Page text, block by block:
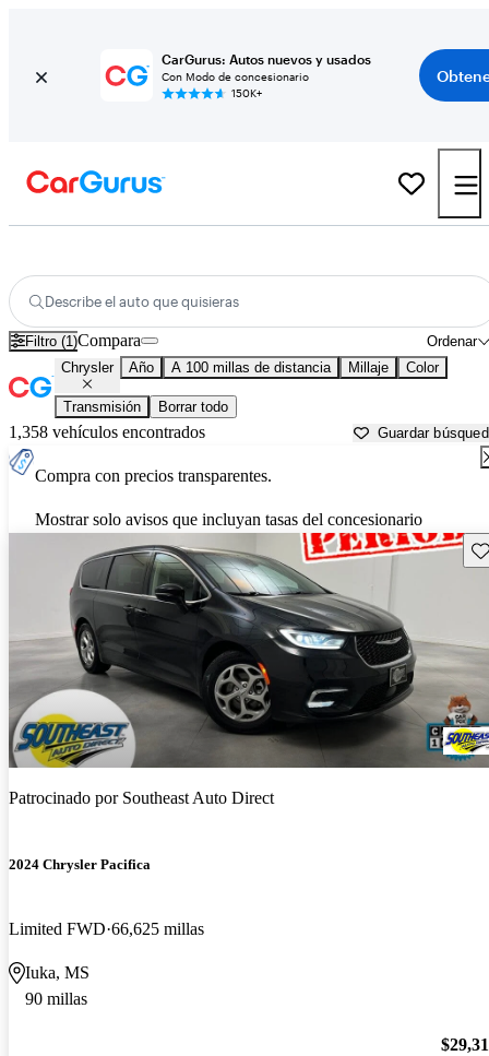
CarGurus: Autos nuevos y usados
Con Modo de concesionario
150K+
Describe el auto que quisieras
Filtro (1) Ordenar
Compara
Chrysler Año A 100 millas de distancia Millaje Color
Transmisión Borrar todo
1,358 vehículos encontrados Guardar
Compra con precios transparentes.
Mostrar solo avisos que incluyan tasas del concesionario
Patrocinado por Southeast Auto Direct
2024 Chrysler Pacifica
Limited FWD 66,625 millas
Iuka, MS
90 millas